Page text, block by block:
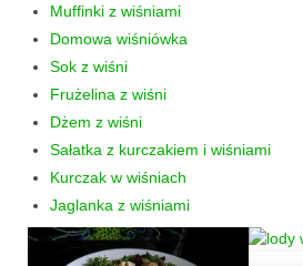
Muffinki z wiśniami
Domowa wiśniówka
Sok z wiśni
Frużelina z wiśni
Dżem z wiśni
Sałatka z kurczakiem i wiśniami
Kurczak w wiśniach
Jaglanka z wiśniami